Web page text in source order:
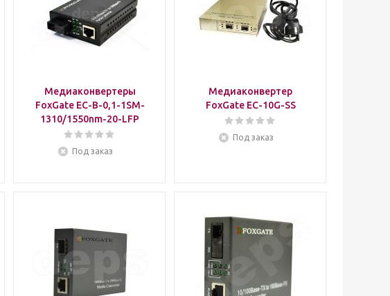
Медиаконвертеры
FoxGate EC-B-0,1-1SM-
1310/1550nm-20-LFP
Под заказ
Медиаконвертер
FoxGate EC-10G-SS
Под заказ